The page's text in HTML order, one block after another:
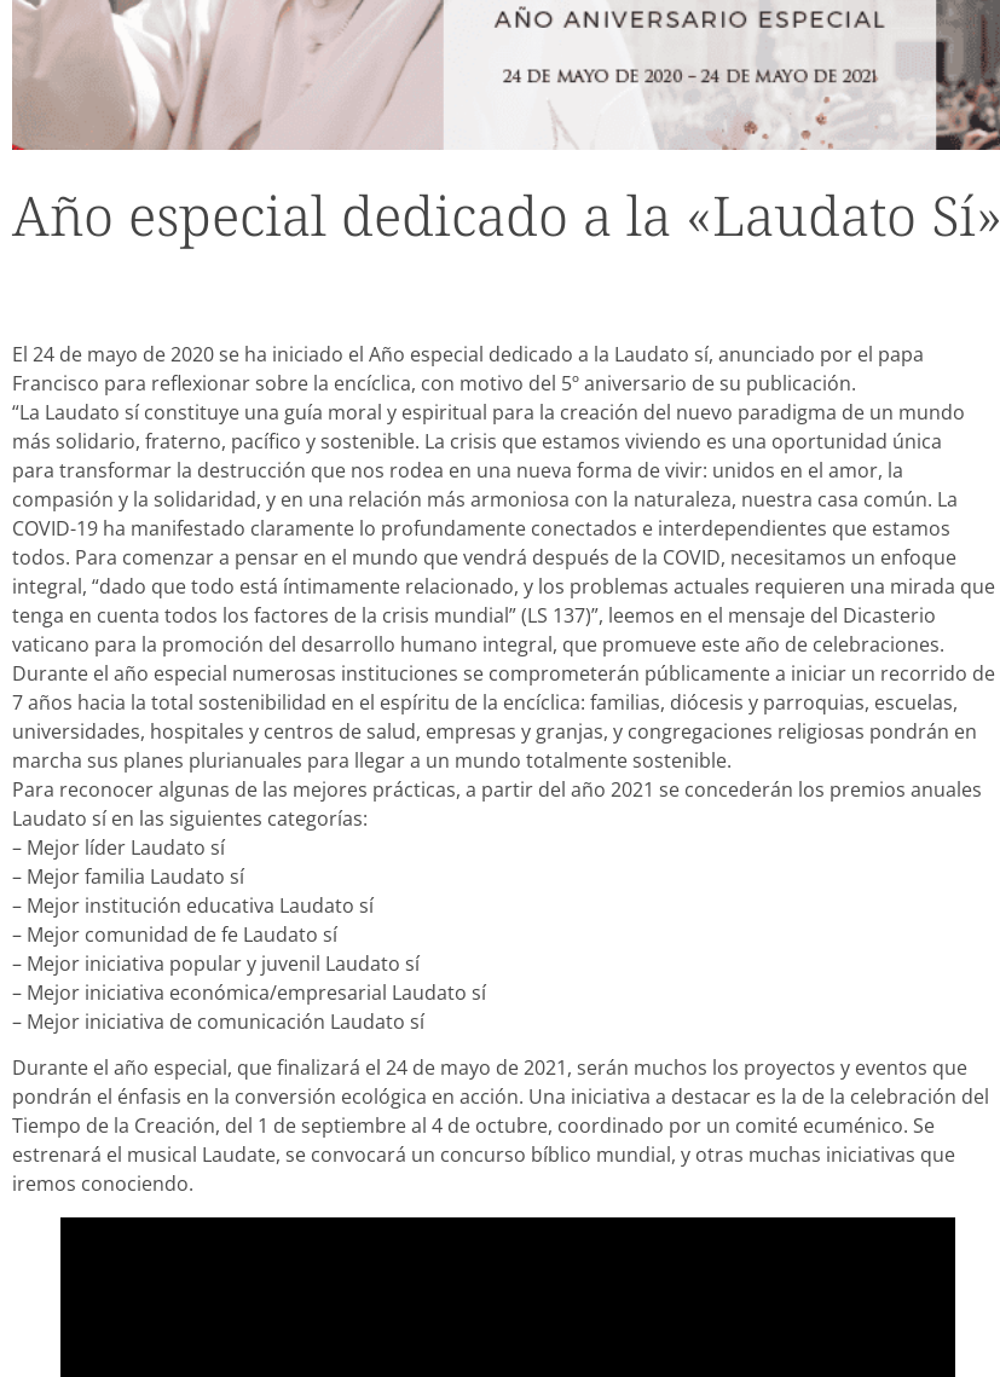
Año especial dedicado a la «Laudato Sí»
El 24 de mayo de 2020 se ha iniciado el Año especial dedicado a la Laudato sí, anunciado por el papa
Francisco para reflexionar sobre la encíclica, con motivo del 5º aniversario de su publicación.
“La Laudato sí constituye una guía moral y espiritual para la creación del nuevo paradigma de un mundo
más solidario, fraterno, pacífico y sostenible. La crisis que estamos viviendo es una oportunidad única
para transformar la destrucción que nos rodea en una nueva forma de vivir: unidos en el amor, la
compasión y la solidaridad, y en una relación más armoniosa con la naturaleza, nuestra casa común. La
COVID-19 ha manifestado claramente lo profundamente conectados e interdependientes que estamos
todos. Para comenzar a pensar en el mundo que vendrá después de la COVID, necesitamos un enfoque
integral, “dado que todo está íntimamente relacionado, y los problemas actuales requieren una mirada que
tenga en cuenta todos los factores de la crisis mundial” (LS 137)”, leemos en el mensaje del Dicasterio
vaticano para la promoción del desarrollo humano integral, que promueve este año de celebraciones.
Durante el año especial numerosas instituciones se comprometerán públicamente a iniciar un recorrido de
7 años hacia la total sostenibilidad en el espíritu de la encíclica: familias, diócesis y parroquias, escuelas,
universidades, hospitales y centros de salud, empresas y granjas, y congregaciones religiosas pondrán en
marcha sus planes plurianuales para llegar a un mundo totalmente sostenible.
Para reconocer algunas de las mejores prácticas, a partir del año 2021 se concederán los premios anuales
Laudato sí en las siguientes categorías:
– Mejor líder Laudato sí
– Mejor familia Laudato sí
– Mejor institución educativa Laudato sí
– Mejor comunidad de fe Laudato sí
– Mejor iniciativa popular y juvenil Laudato sí
– Mejor iniciativa económica/empresarial Laudato sí
– Mejor iniciativa de comunicación Laudato sí
Durante el año especial, que finalizará el 24 de mayo de 2021, serán muchos los proyectos y eventos que
pondrán el énfasis en la conversión ecológica en acción. Una iniciativa a destacar es la de la celebración del
Tiempo de la Creación, del 1 de septiembre al 4 de octubre, coordinado por un comité ecuménico. Se
estrenará el musical Laudate, se convocará un concurso bíblico mundial, y otras muchas iniciativas que
iremos conociendo.